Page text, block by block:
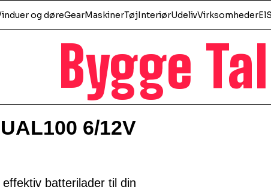
Bygge Tal
og døreGearMaskinerTøjInteriørUdelivVirksomhederEl
6/12V
batterilader til din